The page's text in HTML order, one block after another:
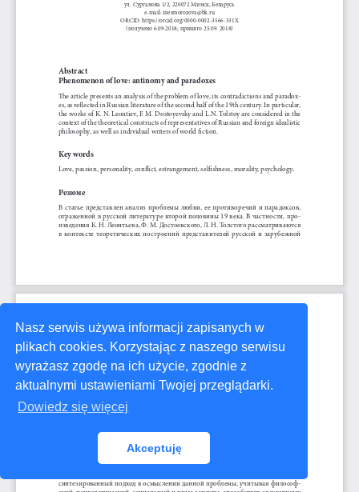
Nasz serwis używa informacji zapisanych w
plikach cookies. Korzystając z naszego serwisu
wyrażasz zgodę na ich użycie, zgodnie z
aktualnymi ustawieniami Twojej przeglądarki.
Dowiedz się więcej
Akceptuję